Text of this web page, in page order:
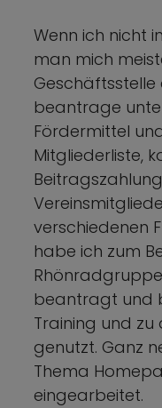
Wenn ich nicht
man mich
Geschäftsstelle
beantrage
Fördermittel
Mitgliederliste,
verschiedenen
habe ich zum
beantragt und
Training und
genutzt. Ganz
Thema
eingearbeitet.